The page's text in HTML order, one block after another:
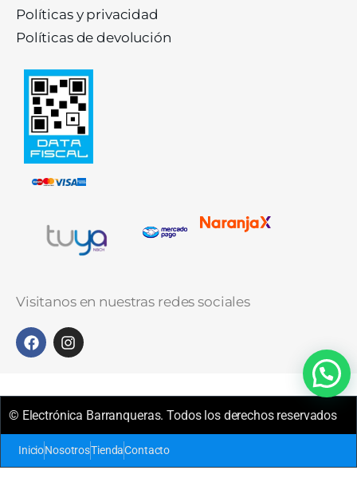
Políticas y privacidad
Políticas de devolución
Visitanos en nuestras redes sociales
© Electrónica Barranqueras. Todos los derechos reservados
InicioNosotrosTiendaContacto